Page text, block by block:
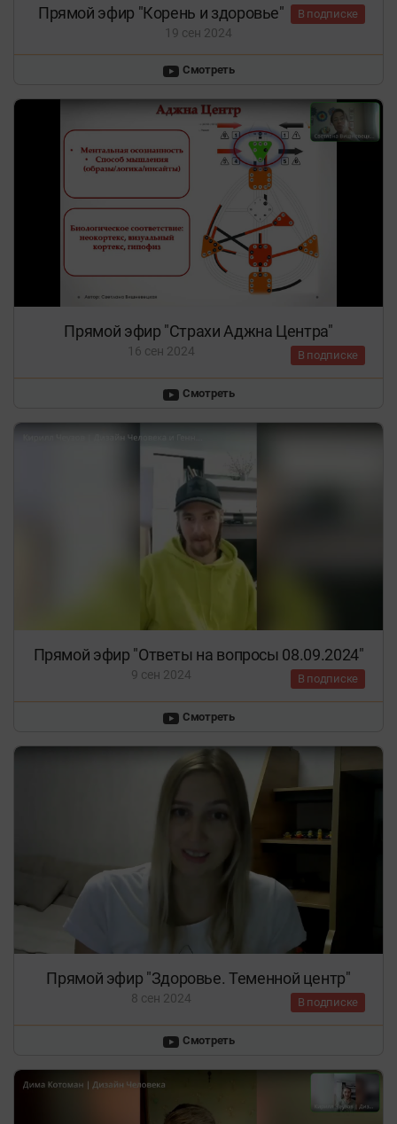
Прямой эфир "Корень и здоровье" В подписке
19 сен 2024
Смотреть
Прямой эфир "Страхи Аджна Центра"
В подписке
16 сен 2024
Смотреть
Прямой эфир "Ответы на вопросы 08.09.2024"
В подписке
9 сен 2024
Смотреть
Прямой эфир "Здоровье. Теменной центр"
В подписке
8 сен 2024
Смотреть